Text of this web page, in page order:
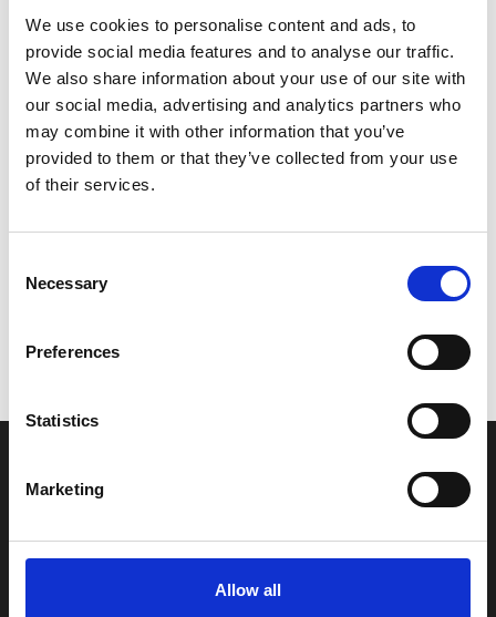
We use cookies to personalise content and ads, to
provide social media features and to analyse our traffic.
We also share information about your use of our site with
our social media, advertising and analytics partners who
may combine it with other information that you’ve
provided to them or that they’ve collected from your use
of their services.
Selection
Necessary
Preferences
Statistics
Marketing
Allow all
Leveringstid er 5-6 dag(e)
Model/varenr.: F0MU417B3100
448,25 DKK
Læg i kurv
Vi oplever i øjeblikket store og hyppige prisændringer i markedet.
Derfor kan der i enkelte tilfælde være produkter, som ikke kan
INFORMATIONER
Fragt og levering